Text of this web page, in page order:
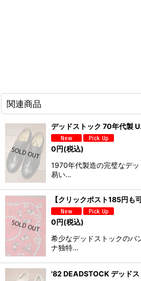
関連商品
デッドストック 70年代製
0円(税込)
1970年代製造の完璧なデ
易い…
【クリックポスト185円
0円(税込)
希少なデッドストックのバ
ナ独特…
'82 DEADSTOCK デッドス